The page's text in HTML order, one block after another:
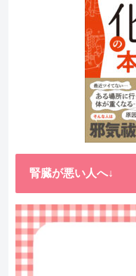
腎臓が悪い人へ↓